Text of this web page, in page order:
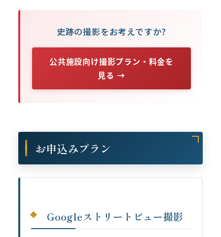
史跡の撮影をお考えですか?
公共施設向け撮影プラン・料金を
見る →
お申込みプラン
Googleストリートビュー撮影